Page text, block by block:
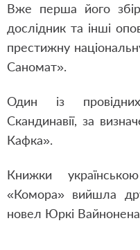
Вже перша його
дослідник та інші
престижну
Саномат».
Один із
Скандинавії, за
Кафка».
Книжки
«Комора» вийшла
новел Юркі